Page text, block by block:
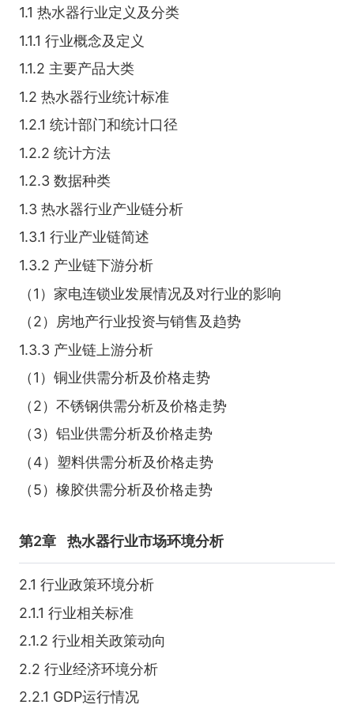
1.1 热水器行业定义及分类
1.1.1 行业概念及定义
1.1.2 主要产品大类
1.2 热水器行业统计标准
1.2.1 统计部门和统计口径
1.2.2 统计方法
1.2.3 数据种类
1.3 热水器行业产业链分析
1.3.1 行业产业链简述
1.3.2 产业链下游分析
（1）家电连锁业发展情况及对行业的影响
（2）房地产行业投资与销售及趋势
1.3.3 产业链上游分析
（1）铜业供需分析及价格走势
（2）不锈钢供需分析及价格走势
（3）铝业供需分析及价格走势
（4）塑料供需分析及价格走势
（5）橡胶供需分析及价格走势
第2章 热水器行业市场环境分析
2.1 行业政策环境分析
2.1.1 行业相关标准
2.1.2 行业相关政策动向
2.2 行业经济环境分析
2.2.1 GDP运行情况